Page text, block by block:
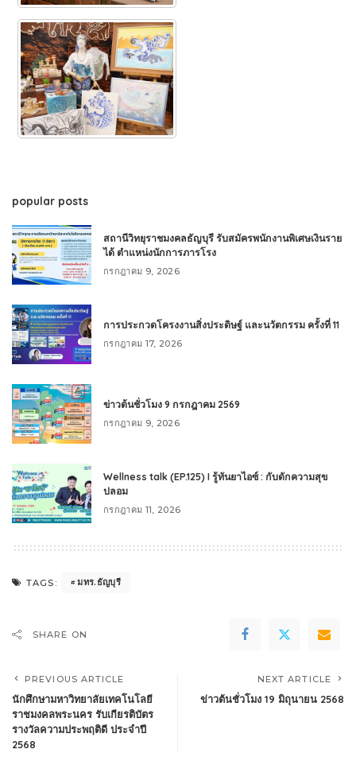
popular posts
สถานีวิทยุราชมงคลธัญบุรี รับสมัครพนักงานพิเศษเงินราย
ได้ ตำแหน่งนักการภารโรง
กรกฎาคม 9, 2026
การประกวดโครงงานสิ่งประดิษฐ์ และนวัตกรรม ครั้งที่ 11
กรกฎาคม 17, 2026
ข่าวต้นชั่วโมง 9 กรกฎาคม 2569
กรกฎาคม 9, 2026
Wellness talk (EP.125) I รู้ทันยาไอซ์ : กับดักความสุข
ปลอม
กรกฎาคม 11, 2026
TAGS: มทร.ธัญบุรี
SHARE ON
PREVIOUS ARTICLE
นักศึกษามหาวิทยาลัยเทคโนโลยี
ราชมงคลพระนคร รับเกียรติบัตร
รางวัลความประพฤติดี ประจำปี
2568
NEXT ARTICLE
ข่าวต้นชั่วโมง 19 มิถุนายน 2568